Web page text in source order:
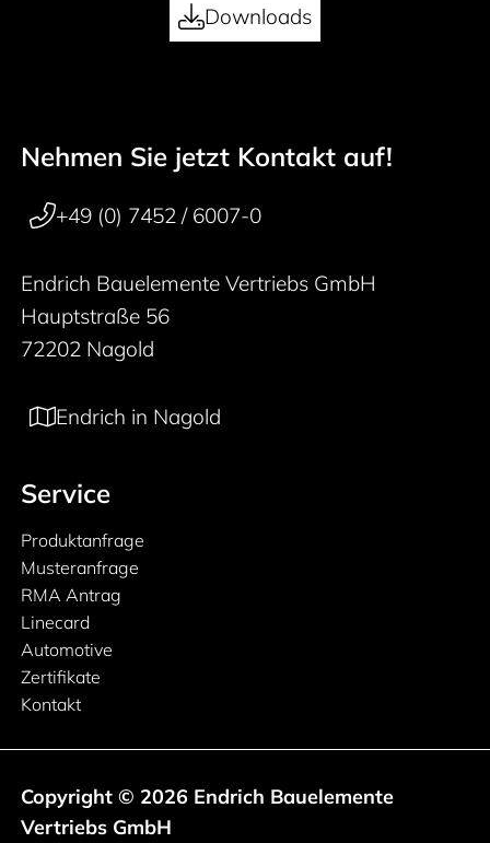
Downloads
50 years
Footer navigation
Nehmen Sie jetzt Kontakt auf!
+49 (0) 7452 / 6007-0
Endrich Bauelemente Vertriebs GmbH
Hauptstraße 56
72202 Nagold
Endrich in Nagold
Service
Produktanfrage
Musteranfrage
RMA Antrag
Linecard
Automotive
Zertifikate
Kontakt
Copyright © 2026 Endrich Bauelemente
Vertriebs GmbH